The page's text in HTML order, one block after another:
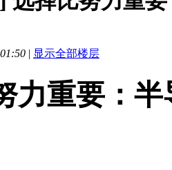
| 显示全部楼层
力重要：